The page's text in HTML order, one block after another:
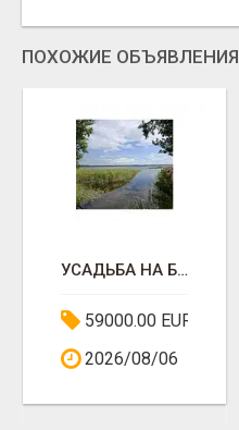
ПОХОЖИЕ ОБЪЯВЛЕНИЯ
УСАДЬБА НА БЕРЕГУ ОЗЕРА АПВАРДАЙ
59000.00 EUR
2026/08/06